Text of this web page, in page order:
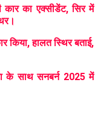
कार का एक्सीडेंट, सिर में
किया, हालत स्थिर बताई,
के साथ सनबर्न 2025 में